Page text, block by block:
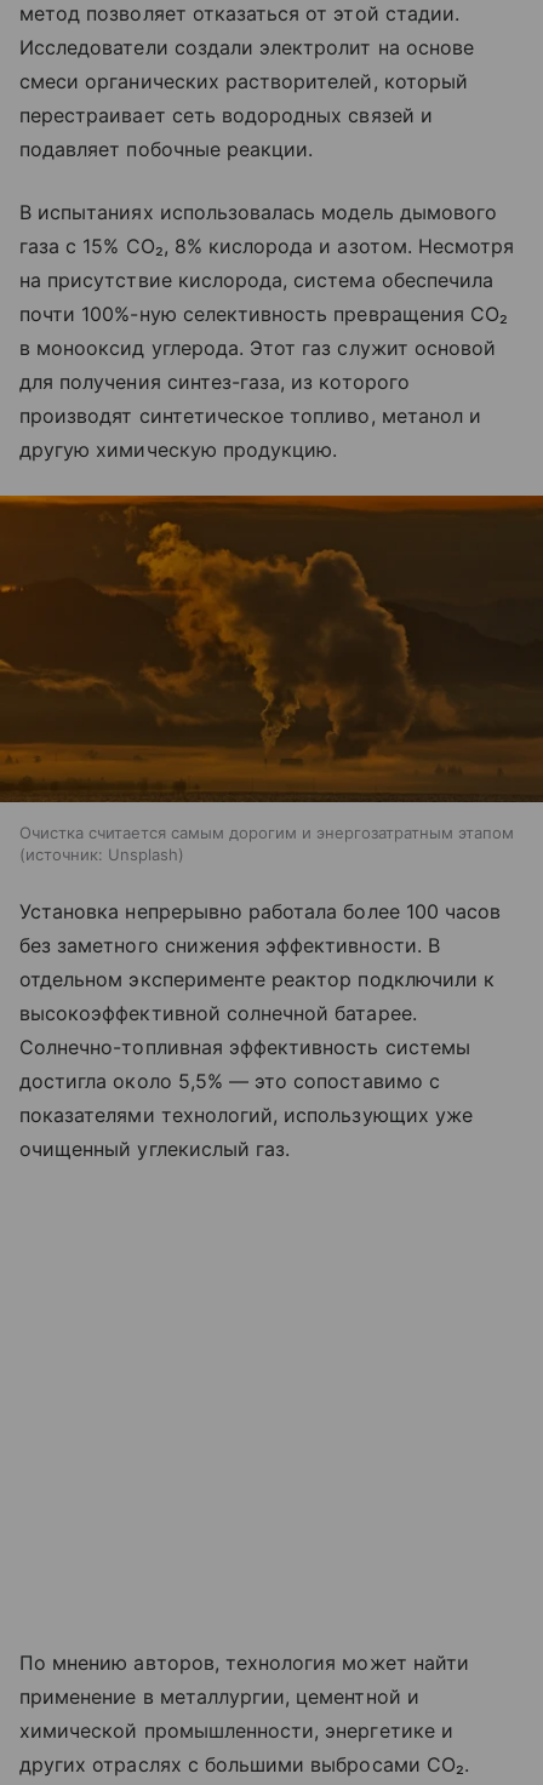
метод позволяет отказаться от этой стадии.
Исследователи создали электролит на основе
смеси органических растворителей, который
перестраивает сеть водородных связей и
подавляет побочные реакции.
В испытаниях использовалась модель дымового
газа с 15% CO₂, 8% кислорода и азотом. Несмотря
на присутствие кислорода, система обеспечила
почти 100%-ную селективность превращения CO₂
в монооксид углерода. Этот газ служит основой
для получения синтез-газа, из которого
производят синтетическое топливо, метанол и
другую химическую продукцию.
Очистка считается самым дорогим и энергозатратным этапом
источник: Unsplash
Установка непрерывно работала более 100 часов
без заметного снижения эффективности. В
отдельном эксперименте реактор подключили к
высокоэффективной солнечной батарее.
Солнечно-топливная эффективность системы
достигла около 5,5% — это сопоставимо с
показателями технологий, использующих уже
очищенный углекислый газ.
По мнению авторов, технология может найти
применение в металлургии, цементной и
химической промышленности, энергетике и
других отраслях с большими выбросами CO₂.